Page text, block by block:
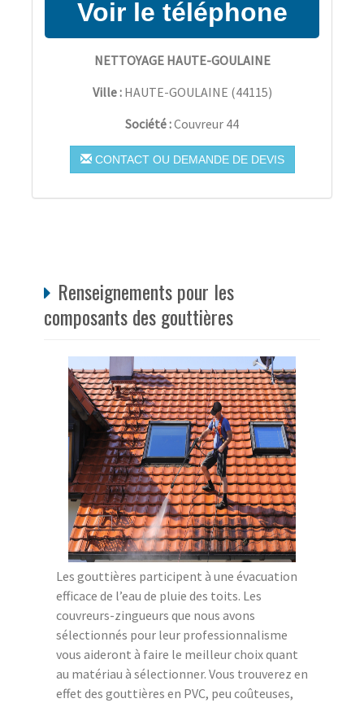
NETTOYAGE HAUTE-GOULAINE
Ville : HAUTE-GOULAINE (44115)
Société :Couvreur 44
CONTACT OU DEMANDE DE DEVIS
Renseignements pour les
composants des gouttières
Les gouttières participent à une évacuation
efficace de l’eau de pluie des toits. Les
couvreurs-zingueurs que nous avons
sélectionnés pour leur professionnalisme
vous aideront à faire le meilleur choix quant
au matériau à sélectionner. Vous trouverez en
effet des gouttières en PVC, peu coûteuses,